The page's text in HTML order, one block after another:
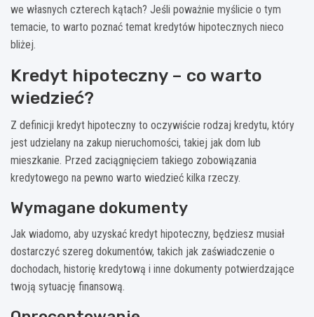
we własnych czterech kątach? Jeśli poważnie myślicie o tym
temacie, to warto poznać temat kredytów hipotecznych nieco
bliżej.
Kredyt hipoteczny – co warto
wiedzieć?
Z definicji kredyt hipoteczny to oczywiście rodzaj kredytu, który
jest udzielany na zakup nieruchomości, takiej jak dom lub
mieszkanie. Przed zaciągnięciem takiego zobowiązania
kredytowego na pewno warto wiedzieć kilka rzeczy.
Wymagane dokumenty
Jak wiadomo, aby uzyskać kredyt hipoteczny, będziesz musiał
dostarczyć szereg dokumentów, takich jak zaświadczenie o
dochodach, historię kredytową i inne dokumenty potwierdzające
twoją sytuację finansową.